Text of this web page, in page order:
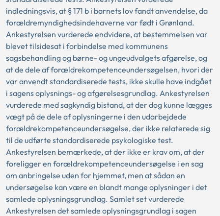
indledningsvis, at § 171 b i barnets lov fandt anvendelse, da
forældremyndighedsindehaverne var født i Grønland.
Ankestyrelsen vurderede endvidere, at bestemmelsen var
blevet tilsidesat i forbindelse med kommunens
sagsbehandling og børne- og ungeudvalgets afgørelse, og
at de dele af forældrekompetenceundersøgelsen, hvori der
var anvendt standardiserede tests, ikke skulle have indgået
i sagens oplysnings- og afgørelsesgrundlag. Ankestyrelsen
vurderede med sagkyndig bistand, at der dog kunne lægges
vægt på de dele af oplysningerne i den udarbejdede
forældrekompetenceundersøgelse, der ikke relaterede sig
til de udførte standardiserede psykologiske test.
Ankestyrelsen bemærkede, at der ikke er krav om, at der
foreligger en forældrekompetenceundersøgelse i en sag
om anbringelse uden for hjemmet, men at sådan en
undersøgelse kan være en blandt mange oplysninger i det
samlede oplysningsgrundlag. Samlet set vurderede
Ankestyrelsen det samlede oplysningsgrundlag i sagen